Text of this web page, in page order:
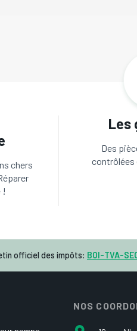
chers
!
Les
Des
contrôlées
officiel des impôts: BOI-TVA-
NOS